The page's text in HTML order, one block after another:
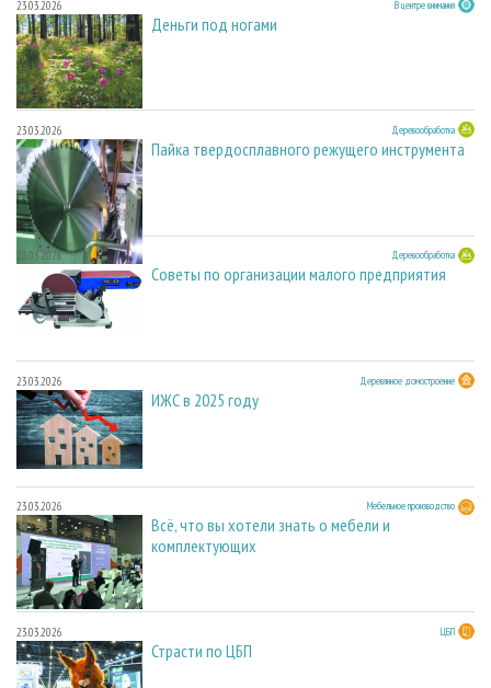
23.03.2026 В центре внимания
Деньги под ногами
23.03.2026 Деревообработка
Пайка твердосплавного режущего инструмента
23.03.2026 Деревообработка
Советы по организации малого предприятия
23.03.2026 Деревянное домостроение
ИЖС в 2025 году
23.03.2026 Мебельное производство
Всё, что вы хотели знать о мебели и
комплектующих
23.03.2026 ЦБП
Страсти по ЦБП